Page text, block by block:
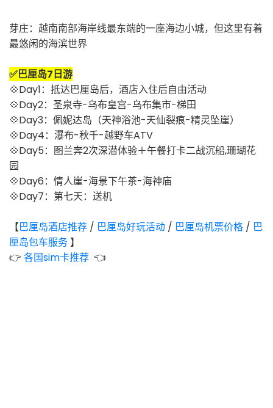
芽庄：越南南部海岸线最东端的一座海边小城， 但这里有着
最悠闲的海滨世界
✅巴厘岛7日游
💠Day1：抵达巴厘岛后，酒店入住后自由活动
💠Day2：圣泉寺-乌布皇宫-乌布集市-梯田
💠Day3：佩妮达岛（天神浴池-天仙裂痕-精灵坠崖）
💠Day4：瀑布-秋千-越野车ATV
💠Day5：图兰奔2次深潜体验＋午餐打卡二战沉船,珊瑚花
园
💠Day6：情人崖-海景下午茶-海神庙
💠Day7：第七天：送机
【巴厘岛酒店推荐 / 巴厘岛好玩活动 / 巴厘岛机票价格 / 巴
厘岛包车服务】
👉 各国sim卡推荐 👈